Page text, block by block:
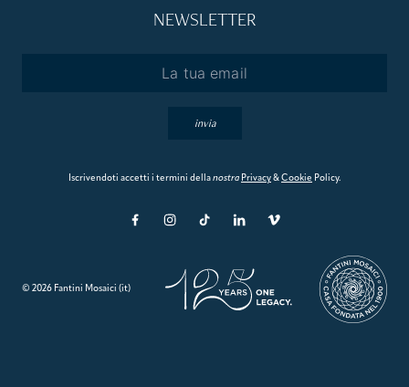
NEWSLETTER
invia
Iscrivendoti accetti i termini dellanostra Privacy&Cookie Policy.
© 2026 Fantini Mosaici (it)